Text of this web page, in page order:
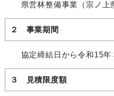
県営林整備事業（宗ノ上県
２ 事業期間
協定締結日から令和15年
３ 見積限度額